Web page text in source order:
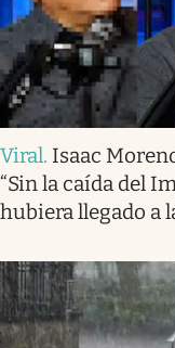
Viral. Isaac
“Sin la caída del
hubiera llegado a